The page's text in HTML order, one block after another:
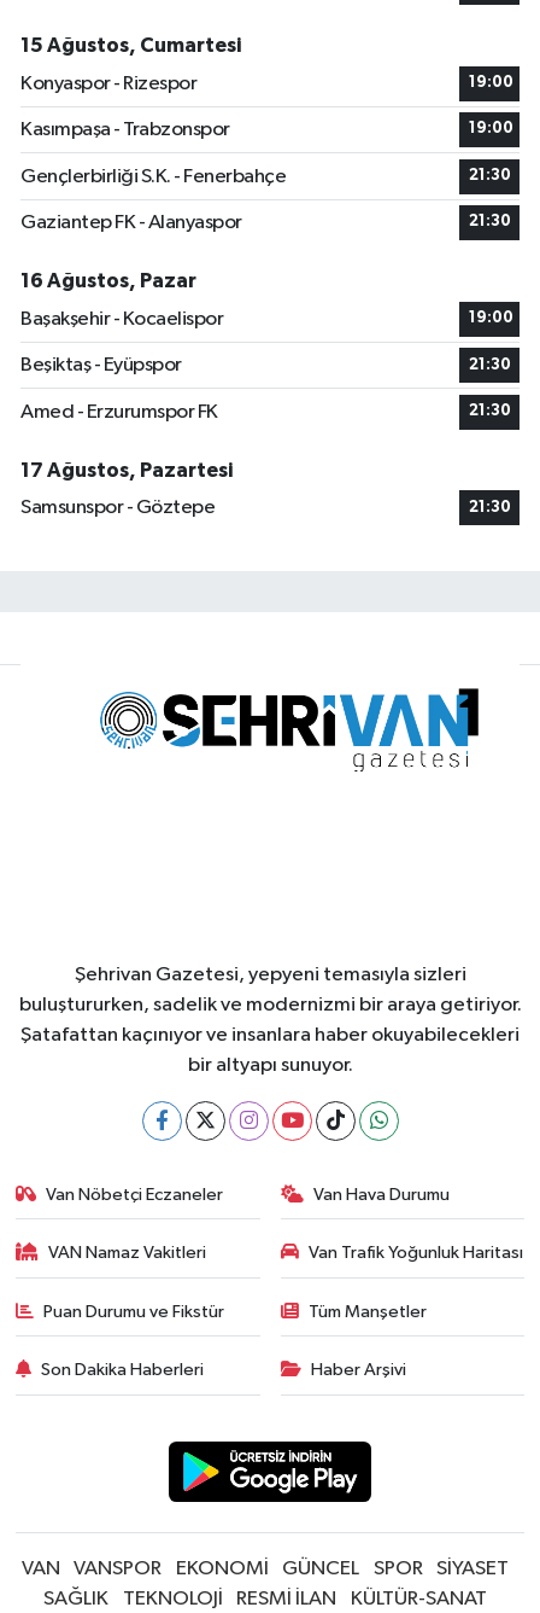
15 Ağustos, Cumartesi
Konyaspor - Rizespor
19:00
Kasımpaşa - Trabzonspor 19:00
Gençlerbirliği S.K. - Fenerbahçe 21:30
Gaziantep FK - Alanyaspor 21:30
16 Ağustos, Pazar
Başakşehir - Kocaelispor
19:00
Beşiktaş - Eyüpspor 21:30
Amed - Erzurumspor FK 21:30
17 Ağustos, Pazartesi
Samsunspor - Göztepe
21:30
Şehrivan Gazetesi, yepyeni temasıyla sizleri
buluştururken, sadelik ve modernizmi bir araya getiriyor.
Şatafattan kaçınıyor ve insanlara haber okuyabilecekleri
bir altyapı sunuyor.
Van Nöbetçi Eczaneler Van Hava Durumu
VAN Namaz Vakitleri Van Trafik Yoğunluk Haritası
Puan Durumu ve Fikstür Tüm Manşetler
Son Dakika Haberleri Haber Arşivi
VAN VANSPOR EKONOMİ GÜNCEL SPOR
SİYASET
SAĞLIK
TEKNOLOJİ RESMİ İLAN KÜLTÜR-SANAT